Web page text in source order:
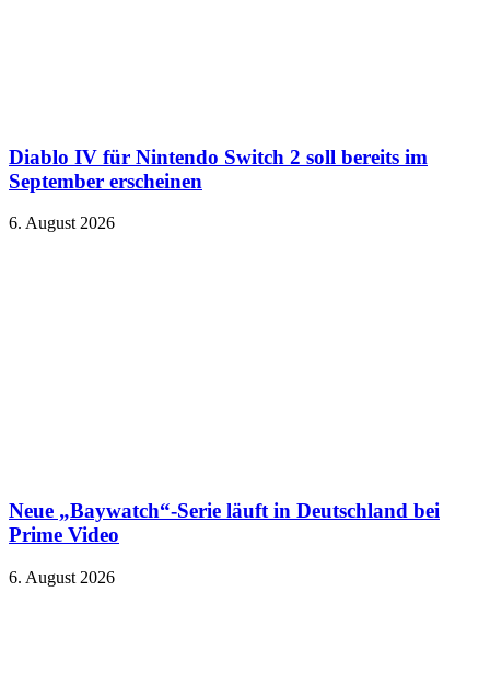
Diablo IV für Nintendo Switch 2 soll bereits im
September erscheinen
6. August 2026
Neue „Baywatch“-Serie läuft in Deutschland bei
Prime Video
6. August 2026